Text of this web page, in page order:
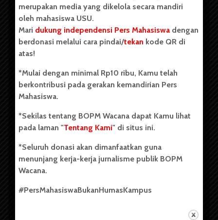
Copyright © 2023. All rights reserved BOPM WACANA.
Badan Otonom Pers Mahasiswa (BOPM) Wacana merupakan
pers mahasiswa yang berdiri di luar kampus dan dikelola
(USU). Sebelumnya BOPM Wacana merupakan salah satu
Unit Kegiatan Mahasiswa (UKM) di Universitas Sumatera
berdiri pada 1 Juli 1995.
Tentang Kami
merupakan media yang dikelola secara mandiri
oleh mahasiswa USU.
Mari dukung independensi Pers Mahasiswa dengan
berdonasi melalui cara pindai/tekan kode QR di
atas!
*Mulai dengan minimal Rp10 ribu, Kamu telah
berkontribusi pada gerakan kemandirian Pers
Mahasiswa.
*Sekilas tentang BOPM Wacana dapat Kamu lihat
pada laman "Tentang Kami" di situs ini.
*Seluruh donasi akan dimanfaatkan guna
menunjang kerja-kerja jurnalisme publik BOPM
Wacana.
#PersMahasiswaBukanHumasKampus